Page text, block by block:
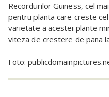
Recordurilor Guiness, cel
pentru planta care creste
varietate a acestei plante
viteza de crestere de pana
Foto: